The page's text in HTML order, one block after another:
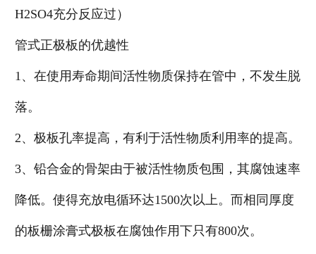
H2SO4充分反应过）
管式正极板的优越性
1、在使用寿命期间活性物质保持在管中，不发生脱
落。
2、极板孔率提高，有利于活性物质利用率的提高。
3、铅合金的骨架由于被活性物质包围，其腐蚀速率
降低。使得充放电循环达1500次以上。而相同厚度
的板栅涂膏式极板在腐蚀作用下只有800次。